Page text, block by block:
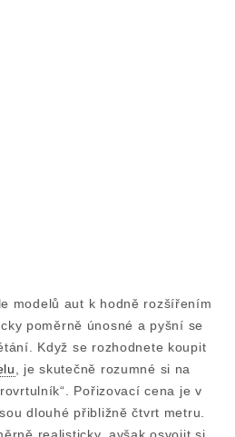
modelů aut k hodně rozšířením
poměrně únosné a pyšní se
Když se rozhodnete koupit
, je skutečně rozumné si na
Pořizovací cena je v
dlouhé přibližně čtvrt metru.